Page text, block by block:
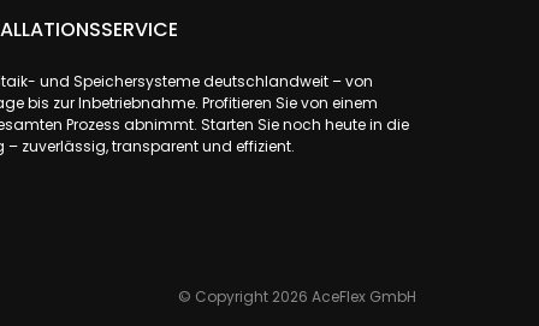
und Speichersysteme deutschlandweit – von
bis zur Inbetriebnahme. Profitieren Sie von einem
Prozess abnimmt. Starten Sie noch heute in die
– zuverlässig, transparent und effizient.
© Copyright 2026 AceFlex GmbH